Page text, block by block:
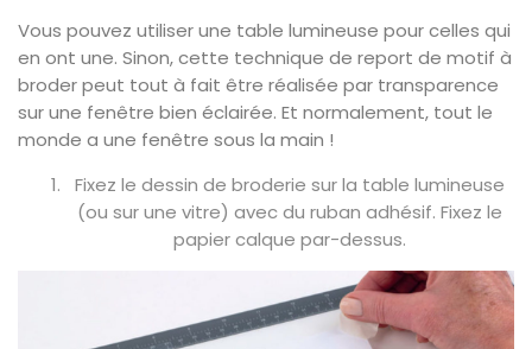
Vous pouvez utiliser une table lumineuse pour celles qui
en ont une. Sinon, cette technique de report de motif à
broder peut tout à fait être réalisée par transparence
sur une fenêtre bien éclairée. Et normalement, tout le
monde a une fenêtre sous la main !
Fixez le dessin de broderie sur la table lumineuse
(ou sur une vitre) avec du ruban adhésif. Fixez le
papier calque par-dessus.